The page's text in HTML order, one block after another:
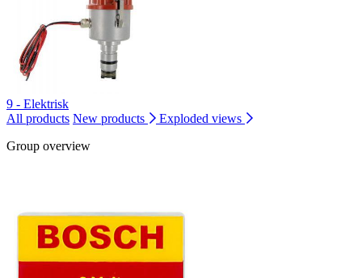
9 - Elektrisk
All products New products
Exploded views
Group overview